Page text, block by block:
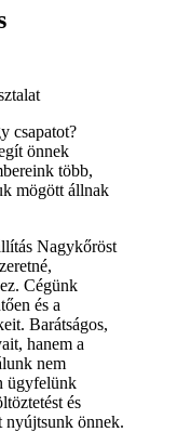
csapatot?
önnek
több,
mögött állnak
Nagykőröst
Cégünk
és a
Barátságos,
hanem a
nem
ügyfelünk
és
nyújtsunk önnek.